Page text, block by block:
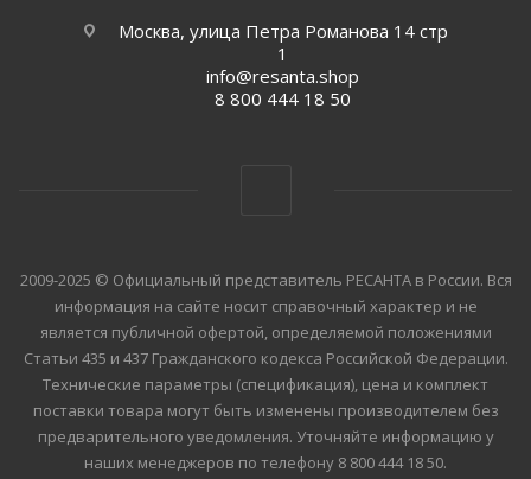
Москва, улица Петра Романова 14 стр
1
info@resanta.shop
8 800 444 18 50
2009-2025 © Официальный представитель РЕСАНТА в России. Вся
информация на сайте носит справочный характер и не
является публичной офертой, определяемой положениями
Статьи 435 и 437 Гражданского кодекса Российской Федерации.
Технические параметры (спецификация), цена и комплект
поставки товара могут быть изменены производителем без
предварительного уведомления. Уточняйте информацию у
наших менеджеров по телефону 8 800 444 18 50.